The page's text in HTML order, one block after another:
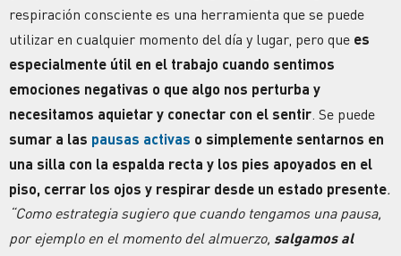
respiración consciente es una herramienta que se puede
utilizar en cualquier momento del día y lugar, pero que es
especialmente útil en el trabajo cuando sentimos
emociones negativas o que algo nos perturba y
necesitamos aquietar y conectar con el sentir . Se puede
sumar a las pausas activas o simplemente sentarnos en
una silla con la espalda recta y los pies apoyados en el
piso, cerrar los ojos y respirar desde un estado presente.
“Como estrategia sugiero que cuando tengamos una pausa,
por ejemplo en el momento del almuerzo, salgamos al